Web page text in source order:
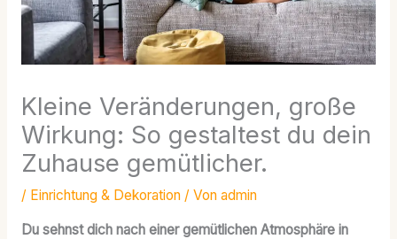
Kleine Veränderungen, große
Wirkung: So gestaltest du dein
Zuhause gemütlicher.
/ Einrichtung & Dekoration/ Von admin
Du sehnst dich nach einer gemütlichen Atmosphäre in